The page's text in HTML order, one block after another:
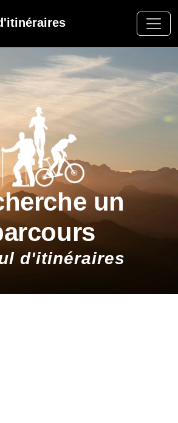
un
d'itinéraires